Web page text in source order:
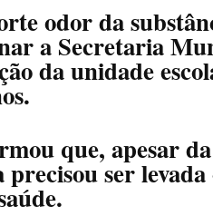
odor da
a Secretaria
da unidade
que, apesar da
ser